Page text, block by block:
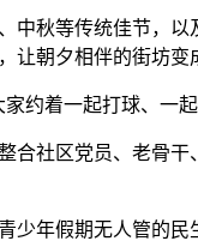
秋等传统佳节，以
让朝夕相伴的街坊
着一起打球、一起
区党员、老骨干
年假期无人管的民